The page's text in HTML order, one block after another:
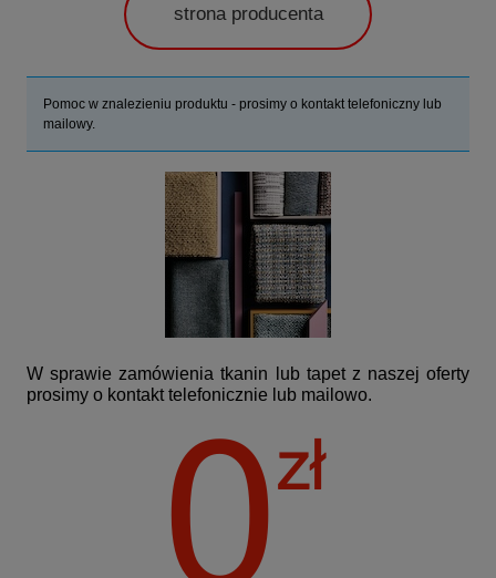
strona producenta
Pomoc w znalezieniu produktu - prosimy o kontakt telefoniczny lub
mailowy.
W sprawie zamówienia tkanin lub tapet z naszej oferty
prosimy o kontakt telefonicznie lub mailowo.